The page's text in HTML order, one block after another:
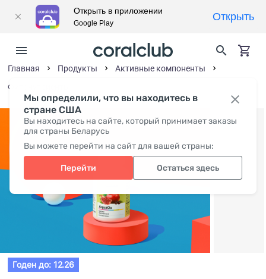
Мы определили, что вы находитесь в
стране США
Вы находитесь на сайте, который принимает заказы
для страны Беларусь
Вы можете перейти на сайт для вашей страны:
Перейти Остаться здесь
Главная Продукты
Активные компоненты
Фитонутриенты
Годен до: 12.26
Открыть в приложении
Google Play
Открыть